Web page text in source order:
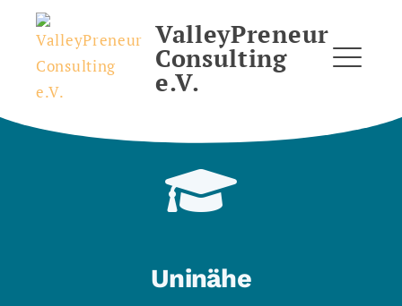
content
ValleyPreneur
Consulting
e.V.
DROPDOWN
Uninähe